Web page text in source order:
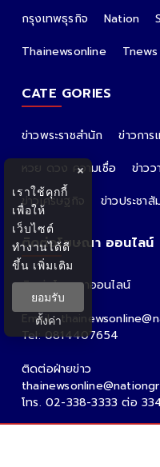
กรุงเทพธุรกิจ
Nation
Thainewsonline
Tnews
CATE GORIES
ข่าวพระราชสำนัก ข่าวการ
หวย ดวง ความเชื่อ
ข่าวว
ข่าวเศรษฐกิจ
ข่าวประชา
ติดต่อโฆษณา ออนไลน์
ติดต่อโฆษณาออนไลน์
คุณอ้อ
Email :
Tel: 0814407654
ติดต่อฝ่ายข่าว
โทร. 02-338-3333 ต่อ
×
เราใช้คุกกี้
เพื่อให้
เว็บไซต์
ทำงานได้ดี
ขึ้น เพิ่มเติม
ยอมรับ
ตั้งค่า